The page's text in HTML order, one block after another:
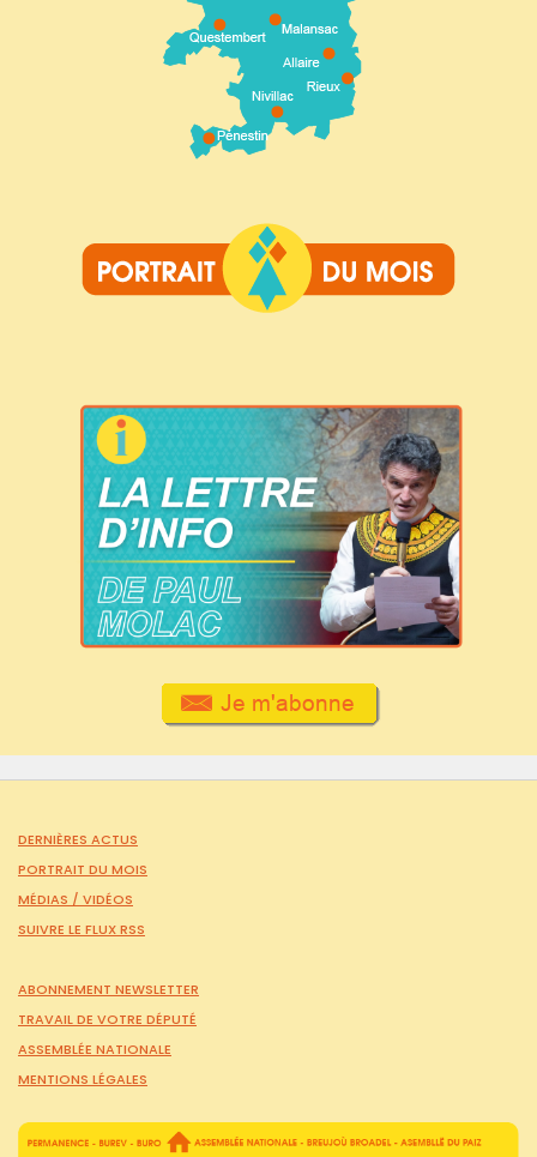
DERNIÈRES ACTUS
PORTRAIT DU MOIS
MÉDIAS / VIDÉOS
SUIVRE LE FLUX RSS
ABONNEMENT NEWSLETTER
TRAVAIL DE VOTRE DÉPUTÉ
ASSEMBLÉE NATIONALE
MENTIONS LÉGALES